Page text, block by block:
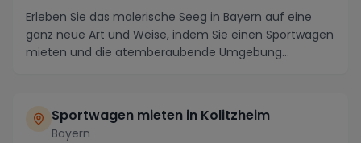
Erleben Sie das malerische Seeg in Bayern auf eine
ganz neue Art und Weise, indem Sie einen Sportwagen
mieten und die atemberaubende Umgebung
Sportwagen mieten in Kolitzheim
Bayern